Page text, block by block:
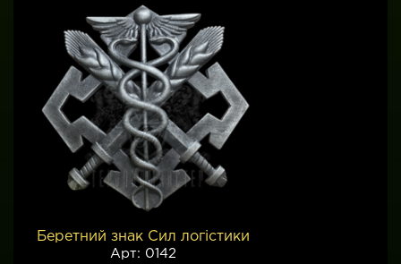
Беретний знак Сил логістики
Арт: 0142